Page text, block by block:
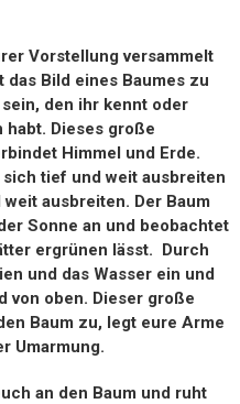
Vorstellung versammelt
Bild eines Baumes zu
den ihr kennt oder
habt. Dieses große
Himmel und Erde.
tief und weit ausbreiten
ausbreiten. Der Baum
Sonne an und beobachtet
ergrünen lässt. Durch
und das Wasser ein und
von oben. Dieser große
Baum zu, legt eure Arme
Umarmung.
an den Baum und ruht